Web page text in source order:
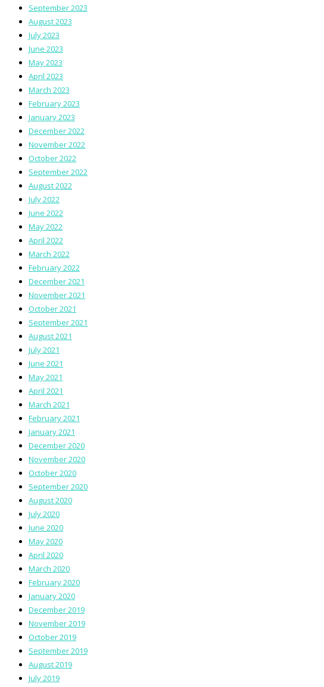
September 2023
August 2023
July 2023
June 2023
May 2023
April 2023
March 2023
February 2023
January 2023
December 2022
November 2022
October 2022
September 2022
August 2022
July 2022
June 2022
May 2022
April 2022
March 2022
February 2022
December 2021
November 2021
October 2021
September 2021
August 2021
July 2021
June 2021
May 2021
April 2021
March 2021
February 2021
January 2021
December 2020
November 2020
October 2020
September 2020
August 2020
July 2020
June 2020
May 2020
April 2020
March 2020
February 2020
January 2020
December 2019
November 2019
October 2019
September 2019
August 2019
July 2019